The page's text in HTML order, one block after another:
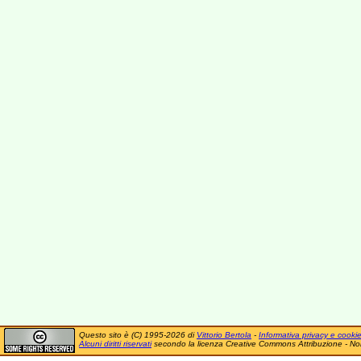
Questo sito è (C) 1995-2026 di Vittorio Bertola - Informativa privacy e cookie
Alcuni diritti riservatisecondo la licenza Creative Commons Attribuzione -